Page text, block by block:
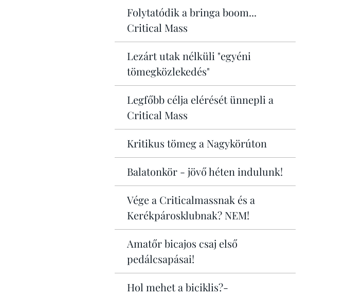
Folytatódik a bringa boom...
Critical Mass
Lezárt utak nélküli "egyéni
tömegközlekedés"
Legfőbb célja elérését ünnepli a
Critical Mass
Kritikus tömeg a Nagykörúton
Balatonkör - jövő héten indulunk!
Vége a Criticalmassnak és a
Kerékpárosklubnak? NEM!
Amatőr bicajos csaj első
pedálcsapásai!
Hol mehet a biciklis?-